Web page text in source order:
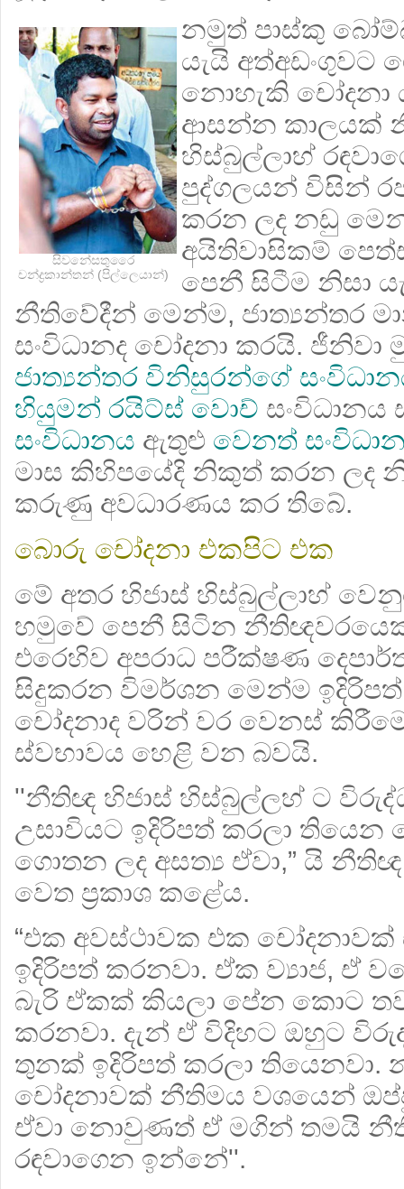
සිවනේසතුරෛ
චන්ද්‍රකාන්තන් (පිල්ලෙයාන්)
නමුත් පාස්කු
යැයි අත්අඩංගුවට
නොහැකි චෝදනා
ආසන්න කාලයක්
හිස්බුල්ලාහ්
පුද්ගලයන් විසින්
කරන ලද නඩු
අයිතිවාසිකම්
පෙනී සිටීම නිසා
නීතිවේදීන් මෙන්ම, ජාත්‍යන්තර
සංවිධානද චෝදනා කරයි.
ජාත්‍යන්තර විනිසුරන්ගේ
හියුමන් රයිට්ස් වොච් සංවිධානය
සංවිධානය ඇතුළු වෙනත්
මාස කිහිපයේදි නිකුත් කරන ලද
කරුණු අවධාරණය කර තිබේ.
බොරු චෝදනා එකපිට එක
මේ අතර හිජාස් හිස්බුල්ලාහ්
හමුවේ පෙනී සිටින
එරෙහිව අපරාධ පරීක්ෂණ
සිදුකරන විමර්ශන මෙන්ම
චෝදනාද වරින් වර වෙනස්
ස්වභාවය හෙළි වන බවයි.
''නීතිඥ හිජාස් හිස්බුල්ලහ් ට
උසාවියට ඉදිරිපත් කරලා තියෙන
ගොතන ලද අසත්‍ය ඒවා,” යි නීතිඥ
වෙත ප්‍රකාශ කළේය.
“එක අවස්ථාවක එක චෝදනාවක්
ඉදිරිපත් කරනවා. ඒක ව්‍යාජ, ඒ
බැරි ඒකක් කියලා පේන කොට
කරනවා. දැන් ඒ විදිහට ඔහුට
තුනක් ඉදිරිපත් කරලා තියෙනවා.
චෝදනාවක් නීතිමය වශයෙන්
ඒවා නොවුණත් ඒ මගින් තමයි
රඳවාගෙන ඉන්නේ''.